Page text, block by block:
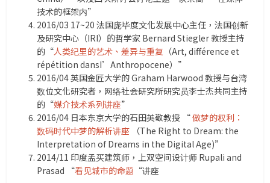
技术的框架内”
2016/03 17~20 法国庞毕度文化发展中心主任，法国创新
及研究中心（IRI）的哲学家 Bernard Stiegler 教授主持
的“人类纪里的艺术、差异与重复 （Art, différence et
répétition dansI’Anthropocene）”
2016/04 英国金匠大学的 Graham Harwood 教授与台湾
数位文化研究者，网络社会研究所研究员李士杰共同主持
的“媒介技术系列讲座”
2016/04 日本东京大学的石田英敬教授 “做梦的权利：
数码时代中梦的解析讲座
（The Right to Dream: the
Interpretation of Dreams in the Digital Age)”
2014/11 印度孟买建筑师，上双空间设计师 Rupali and
Prasad “看见城市的命题 “讲座